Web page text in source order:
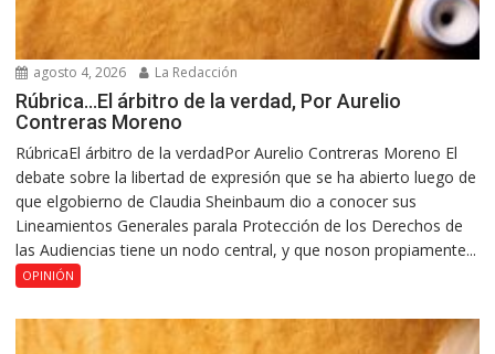
agosto 4, 2026 La Redacción
Rúbrica…El árbitro de la verdad, Por Aurelio
Contreras Moreno
RúbricaEl árbitro de la verdadPor Aurelio Contreras Moreno El
debate sobre la libertad de expresión que se ha abierto luego de
que elgobierno de Claudia Sheinbaum dio a conocer sus
Lineamientos Generales parala Protección de los Derechos de
las Audiencias tiene un nodo central, y que noson propiamente...
OPINIÓN